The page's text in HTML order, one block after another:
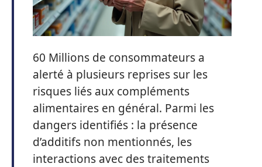
60 Millions de consommateurs a
alerté à plusieurs reprises sur les
risques liés aux compléments
alimentaires en général. Parmi les
dangers identifiés : la présence
d’additifs non mentionnés, les
interactions avec des traitements